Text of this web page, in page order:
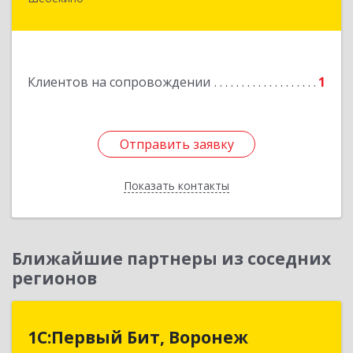
Клиентов на сопровождении 1
Отправить заявку
Показать контакты
Отправить заявку
Назад
Ближайшие партнеры из соседних
регионов
1С:Первый Бит, Воронеж
1С:Первый Бит, Воронеж